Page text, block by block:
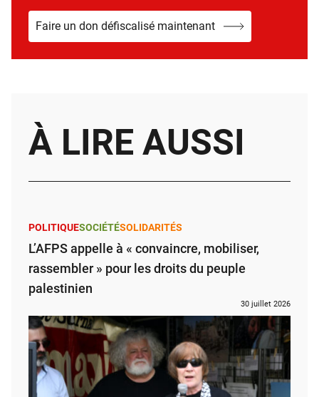
Faire un don défiscalisé maintenant
À LIRE AUSSI
POLITIQUESOCIÉTÉSOLIDARITÉS
L’AFPS appelle à « convaincre, mobiliser,
rassembler » pour les droits du peuple
palestinien
30 juillet 2026